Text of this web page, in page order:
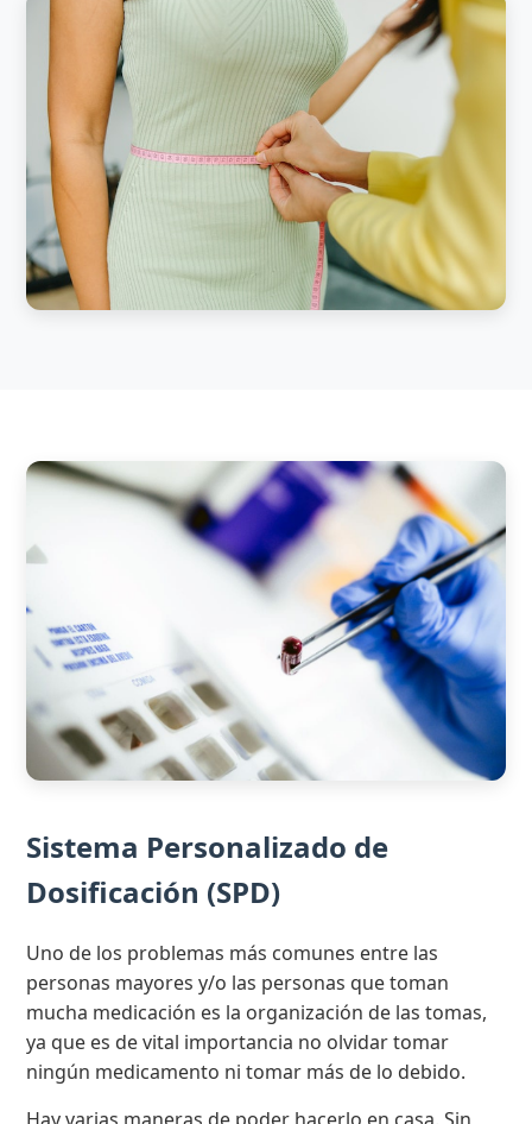
Sistema Personalizado de
Dosificación (SPD)
Uno de los problemas más comunes entre las
personas mayores y/o las personas que toman
mucha medicación es la organización de las tomas,
ya que es de vital importancia no olvidar tomar
ningún medicamento ni tomar más de lo debido.